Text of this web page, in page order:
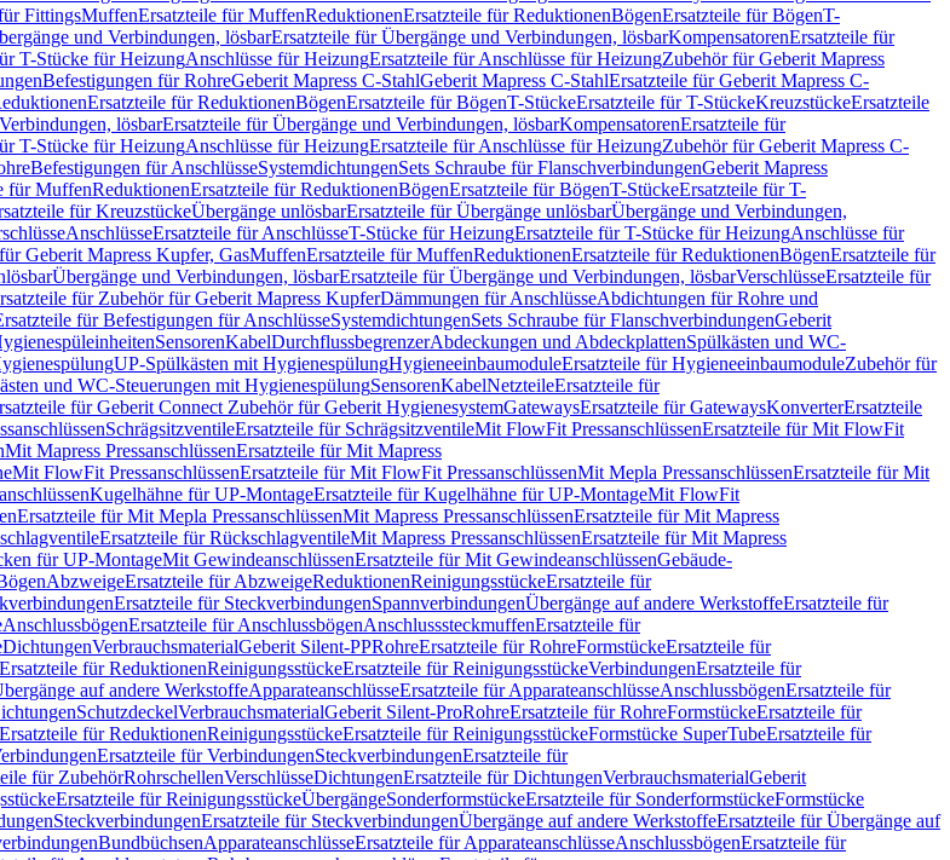
FittingsMuffenErsatzteile für MuffenReduktionenErsatzteile für ReduktionenBögenErsatzteile für BögenT-
und Verbindungen, lösbarErsatzteile für Übergänge und Verbindungen, lösbarKompensatorenErsatzteile für
T-Stücke für HeizungAnschlüsse für HeizungErsatzteile für Anschlüsse für HeizungZubehör für Geberit Mapress
Befestigungen für RohreGeberit Mapress C-StahlGeberit Mapress C-StahlErsatzteile für Geberit Mapress C-
Ersatzteile für ReduktionenBögenErsatzteile für BögenT-StückeErsatzteile für T-StückeKreuzstückeErsatzteile
lösbarErsatzteile für Übergänge und Verbindungen, lösbarKompensatorenErsatzteile für
T-Stücke für HeizungAnschlüsse für HeizungErsatzteile für Anschlüsse für HeizungZubehör für Geberit Mapress C-
Befestigungen für AnschlüsseSystemdichtungenSets Schraube für FlanschverbindungenGeberit Mapress
für MuffenReduktionenErsatzteile für ReduktionenBögenErsatzteile für BögenT-StückeErsatzteile für T-
für KreuzstückeÜbergänge unlösbarErsatzteile für Übergänge unlösbarÜbergänge und Verbindungen,
AnschlüsseErsatzteile für AnschlüsseT-Stücke für HeizungErsatzteile für T-Stücke für HeizungAnschlüsse für
Geberit Mapress Kupfer, GasMuffenErsatzteile für MuffenReduktionenErsatzteile für ReduktionenBögenErsatzteile für
Übergänge und Verbindungen, lösbarErsatzteile für Übergänge und Verbindungen, lösbarVerschlüsseErsatzteile für
für Zubehör für Geberit Mapress KupferDämmungen für AnschlüsseAbdichtungen für Rohre und
für Befestigungen für AnschlüsseSystemdichtungenSets Schraube für FlanschverbindungenGeberit
SensorenKabelDurchflussbegrenzerAbdeckungen und AbdeckplattenSpülkästen und WC-
UP-Spülkästen mit HygienespülungHygieneeinbaumoduleErsatzteile für HygieneeinbaumoduleZubehör für
und WC-Steuerungen mit HygienespülungSensorenKabelNetzteileErsatzteile für
für Geberit Connect Zubehör für Geberit HygienesystemGatewaysErsatzteile für GatewaysKonverterErsatzteile
SchrägsitzventileErsatzteile für SchrägsitzventileMit FlowFit PressanschlüssenErsatzteile für Mit FlowFit
Mit Mapress PressanschlüssenErsatzteile für Mit Mapress
Mit FlowFit PressanschlüssenErsatzteile für Mit FlowFit PressanschlüssenMit Mepla PressanschlüssenErsatzteile für Mit
Kugelhähne für UP-MontageErsatzteile für Kugelhähne für UP-MontageMit FlowFit
Ersatzteile für Mit Mepla PressanschlüssenMit Mapress PressanschlüssenErsatzteile für Mit Mapress
Ersatzteile für RückschlagventileMit Mapress PressanschlüssenErsatzteile für Mit Mapress
für UP-MontageMit GewindeanschlüssenErsatzteile für Mit GewindeanschlüssenGebäude-
AbzweigeErsatzteile für AbzweigeReduktionenReinigungsstückeErsatzteile für
Ersatzteile für SteckverbindungenSpannverbindungenÜbergänge auf andere WerkstoffeErsatzteile für
AnschlussbögenErsatzteile für AnschlussbögenAnschlusssteckmuffenErsatzteile für
DichtungenVerbrauchsmaterialGeberit Silent-PPRohreErsatzteile für RohreFormstückeErsatzteile für
Ersatzteile für ReduktionenReinigungsstückeErsatzteile für ReinigungsstückeVerbindungenErsatzteile für
auf andere WerkstoffeApparateanschlüsseErsatzteile für ApparateanschlüsseAnschlussbögenErsatzteile für
SchutzdeckelVerbrauchsmaterialGeberit Silent-ProRohreErsatzteile für RohreFormstückeErsatzteile für
Ersatzteile für ReduktionenReinigungsstückeErsatzteile für ReinigungsstückeFormstücke SuperTubeErsatzteile für
Ersatzteile für VerbindungenSteckverbindungenErsatzteile für
für ZubehörRohrschellenVerschlüsseDichtungenErsatzteile für DichtungenVerbrauchsmaterialGeberit
Ersatzteile für ReinigungsstückeÜbergängeSonderformstückeErsatzteile für SonderformstückeFormstücke
SteckverbindungenErsatzteile für SteckverbindungenÜbergänge auf andere WerkstoffeErsatzteile für Übergänge auf
BundbüchsenApparateanschlüsseErsatzteile für ApparateanschlüsseAnschlussbögenErsatzteile für